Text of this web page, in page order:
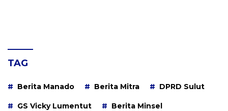
TAG
Berita Manado Berita Mitra DPRD Sulut
GS Vicky Lumentut Berita Minsel